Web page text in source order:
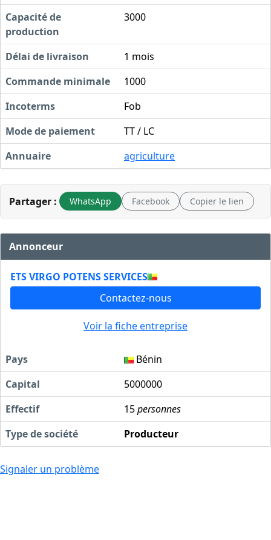
Capacité de
production
3000
Délai de livraison
1 mois
Commande minimale
1000
Incoterms
Fob
Mode de paiement
TT / LC
Annuaire
agriculture
Partager : WhatsApp Facebook Copier le lien
Annonceur
ETS VIRGO POTENS SERVICES
Contactez-nous
Voir la fiche entreprise
Pays
Bénin
Capital
5000000
Effectif
15personnes
Type de société
Producteur
Signaler un problème